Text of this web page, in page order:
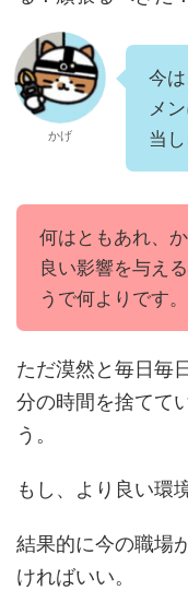
かげ
今
メ
当
何はともあれ、
良い影響を与え
うで何よりです。
ただ漠然と毎日毎
分の時間を捨てて
う。
もし、より良い環
結果的に今の職場
ければいい。